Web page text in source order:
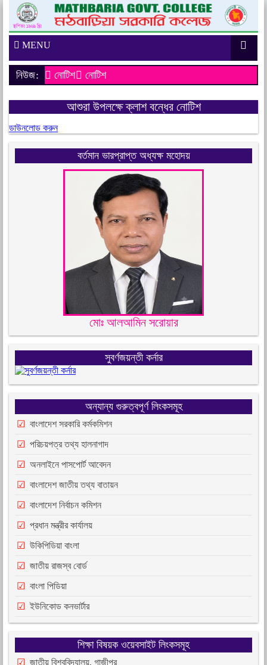
MENU
নিউজ: নোটিশ
নোটিশ
আশুরা উপলক্ষে ক্লাশ বন্ধের নোটিশ
ডাউনলোড করুন
বর্তমান ভারপ্রাপ্ত অধ্যক্ষ মহোদয়
মোঃ আলআমিন সরোয়ার
সুবর্ণজয়ন্তী কর্নার
অন্যান্য গুরুত্বপূর্ণ লিংকসমূহ
বাংলাদেশ সরকারি কর্মকমিশন
পরিচয়পত্র তথ্য হালনাগাদ
অনলাইনে পাসপোর্ট আবেদন
বাংলাদেশ জাতীয় তথ্য বাতায়ন
বাংলাদেশ নির্বাচন কমিশন
প্রধান মন্ত্রীর কার্যালয়
উকিপিডিয়া বাংলা
জাতীয় রাজস্ব বোর্ড
বাংলা পিডিয়া
ইউনিকোড কনভার্টার
শিক্ষা বিষয়ক ওয়েবসাইট লিংকসমূহ
জাতীয় বিশ্ববিদ্যালয়, গাজীপুর